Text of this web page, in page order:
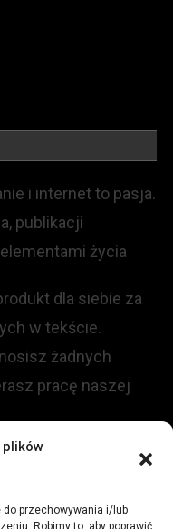
przechowywania i/lub
Robimy to, aby poprawić
i internet to pasja.
publikacji
życia
dla siebie za
w tekście.
żadnych
pracę naszej